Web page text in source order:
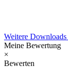
Weitere Downloads
Meine Bewertung
×
Bewerten